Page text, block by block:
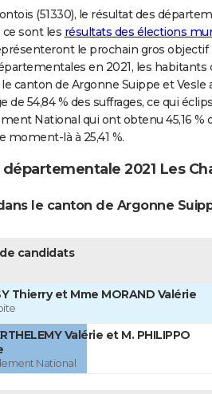
(51330), le résultat des
sont les résultats des élections
le prochain gros objectif
en 2021, les
canton de Argonne Suippe et Vesle
de 54,84 % des suffrages, ce qui
National qui ont obtenu 45,16 %
moment-là à 25,41 %.
2021 Les
le canton de Argonne
candidats
Thierry et Mme MORAND Valérie
Valérie et M. PHILIPPO
National